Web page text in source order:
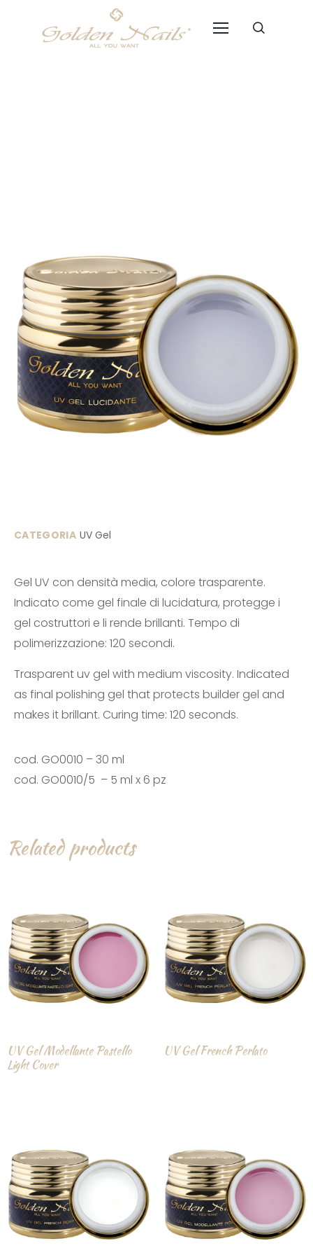
CATEGORIA UV Gel
Gel UV con densità media, colore trasparente.
Indicato come gel finale di lucidatura, protegge i
gel costruttori e li rende brillanti. Tempo di
polimerizzazione: 120 secondi.
Trasparent uv gel with medium viscosity. Indicated
as final polishing gel that protects builder gel and
makes it brillant. Curing time: 120 seconds.
cod. GO0010 – 30 ml
cod. GO0010/5 – 5 ml x 6 pz
Related products
UV Gel Modellante Pastello
Light Cover
UV Gel French Perlato